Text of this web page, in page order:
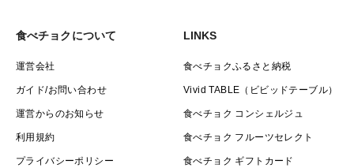
食べチョクについて
運営会社
ガイド/お問い合わせ
運営からのお知らせ
利用規約
プライバシーポリシー
LINKS
食べチョクふるさと納税
Vivid TABLE（ビビッドテーブル）
食べチョク コンシェルジュ
食べチョク フルーツセレクト
食べチョク ギフトカード